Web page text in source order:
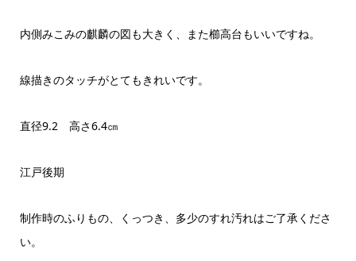
内側みこみの麒麟の図も大きく、また櫛高台もいいですね。
線描きのタッチがとてもきれいです。
直径9.2 高さ6.4㎝
江戸後期
制作時のふりもの、くっつき、多少のすれ汚れはご了承くださ
い。